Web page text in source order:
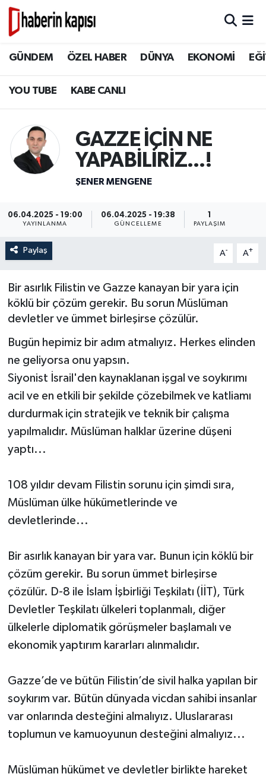
GÜNDEM ÖZEL HABER DÜNYA EKONOMİ
YOU TUBE KABE CANLI
GAZZE İÇİN NE
YAPABİLİRİZ...!
ŞENER MENGENE
06.04.2025 - 19:00
YAYINLANMA
06.04.2025 - 19:38
GÜNCELLEME PAYLAŞIM
Paylaş A- A+
Bir asırlık Filistin ve Gazze kanayan bir yara için
köklü bir çözüm gerekir. Bu sorun Müslüman
devletler ve ümmet birleşirse çözülür.
Bugün hepimiz bir adım atmalıyız. Herkes elinden
ne geliyorsa onu yapsın.
Siyonist İsrail'den kaynaklanan işgal ve soykırımı
acil ve en etkili bir şekilde çözebilmek ve katliamı
durdurmak için stratejik ve teknik bir çalışma
yapılmalıdır. Müslüman halklar üzerine düşeni
yaptı...
108 yıldır devam Filistin sorunu için şimdi sıra,
Müslüman ülke hükümetlerinde ve
devletlerinde...
Bir asırlık kanayan bir yara var. Bunun için köklü bir
çözüm gerekir. Bu sorun ümmet birleşirse
çözülür. D-8 ile İslam İşbirliği Teşkilatı (İİT), Türk
Devletler Teşkilatı ülkeleri toplanmalı, diğer
ülkelerle diplomatik görüşmeler başlamalı ve
ekonomik yaptırım kararları alınmalıdır.
Gazze’de ve bütün Filistin’de sivil halka yapılan bir
soykırım var. Bütün dünyada vicdan sahibi insanlar
var onlarında desteğini almalıyız. Uluslararası
toplumun ve kamuoyunun desteğini almalıyız...
Müslüman hükümet ve devletler birlikte hareket
DÜNYA
EKONOMİ
GÜNDEM
İSLAM VE KÜLTÜR
KADIN AİLE
ÖZEL HABER
SAĞLIK
SPOR
TARİH
TASAVVUF
YAŞAM VE ÇEVRE
ÖZEL HABER
EKONOMİ
EĞİTİM
İSLAM VE KÜLTÜR
Trafik Durumu
Tüm Manşetler
Son Dakika Haberleri